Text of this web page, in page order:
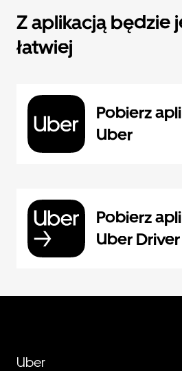
Z aplikacją będzie
łatwiej
Pobierz
Uber
Pobierz
Uber Driver
Uber